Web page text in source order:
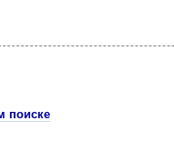
поиске